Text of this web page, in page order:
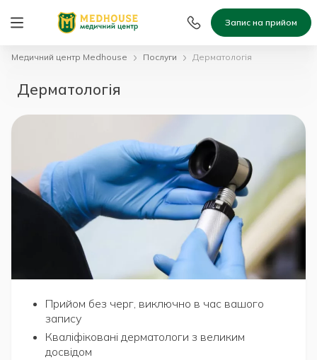
Запис на прийом
Медичний центр Medhouse Послуги Дерматологія
Дерматологія
Прийом без черг, виключно в час вашого
запису
Кваліфіковані дерматологи з великим
досвідом